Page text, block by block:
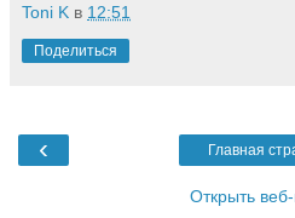
Toni K в 12:51
Поделиться
‹ Главная
Открыть